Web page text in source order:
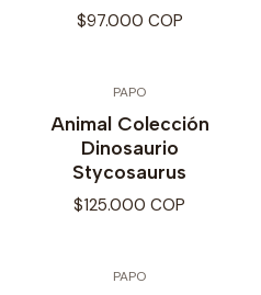
$97.000 COP
PAPO
Animal Colección
Dinosaurio
Stycosaurus
$125.000 COP
PAPO